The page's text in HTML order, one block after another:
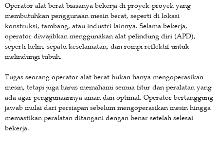
Operator alat berat biasanya bekerja di proyek-proyek yang
membutuhkan penggunaan mesin berat, seperti di lokasi
konstruksi, tambang, atau industri lainnya. Selama bekerja,
operator diwajibkan menggunakan alat pelindung diri (APD),
seperti helm, sepatu keselamatan, dan rompi reflektif untuk
melindungi tubuh.
Tugas seorang operator alat berat bukan hanya mengoperasikan
mesin, tetapi juga harus memahami semua fitur dan peralatan yang
ada agar penggunaannya aman dan optimal. Operator bertanggung
jawab mulai dari persiapan sebelum mengoperasikan mesin hingga
memastikan peralatan ditangani dengan benar setelah selesai
bekerja.